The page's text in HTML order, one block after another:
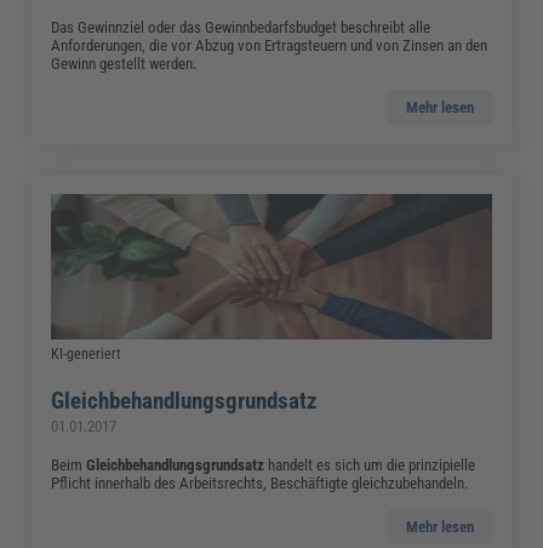
Das Gewinnziel oder das Gewinnbedarfsbudget beschreibt alle
Anforderungen, die vor Abzug von Ertragsteuern und von Zinsen an den
Gewinn gestellt werden.
Mehr lesen
KI-generiert
Gleichbehandlungsgrundsatz
01.01.2017
BeimGleichbehandlungsgrundsatz handelt es sich um die prinzipielle
Pflicht innerhalb des Arbeitsrechts, Beschäftigte gleichzubehandeln.
Mehr lesen